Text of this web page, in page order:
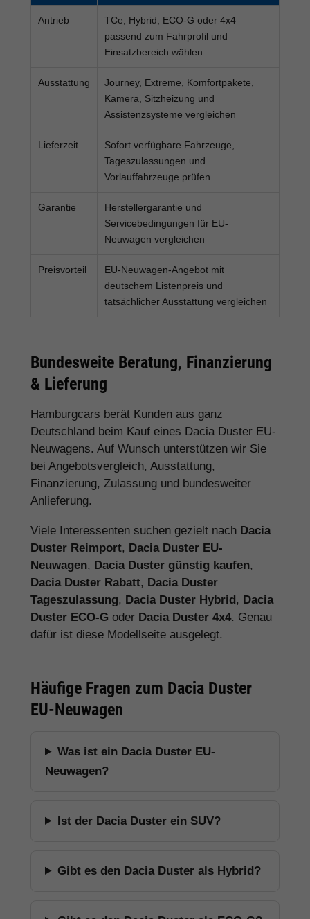
Antrieb
TCe, Hybrid, ECO-G oder 4x4
passend zum Fahrprofil und
Einsatzbereich wählen
Ausstattung
Journey, Extreme, Komfortpakete,
Kamera, Sitzheizung und
Assistenzsysteme vergleichen
Lieferzeit
Sofort verfügbare Fahrzeuge,
Tageszulassungen und
Vorlauffahrzeuge prüfen
Garantie
Herstellergarantie und
Servicebedingungen für EU-
Neuwagen vergleichen
Preisvorteil
EU-Neuwagen-Angebot mit
deutschem Listenpreis und
tatsächlicher Ausstattung vergleichen
Bundesweite Beratung, Finanzierung
& Lieferung
Hamburgcars berät Kunden aus ganz
Deutschland beim Kauf eines Dacia Duster EU-
Neuwagens. Auf Wunsch unterstützen wir Sie
bei Angebotsvergleich, Ausstattung,
Finanzierung, Zulassung und bundesweiter
Anlieferung.
Viele Interessenten suchen gezielt nach Dacia
Duster Reimport, Dacia Duster EU-
Neuwagen, Dacia Duster günstig kaufen,
Dacia Duster Rabatt, Dacia Duster
Tageszulassung, Dacia Duster Hybrid, Dacia
Duster ECO-G oder Dacia Duster 4x4. Genau
dafür ist diese Modellseite ausgelegt.
Häufige Fragen zum Dacia Duster
EU-Neuwagen
Was ist ein Dacia Duster EU-
Neuwagen?
Ist der Dacia Duster ein SUV?
Gibt es den Dacia Duster als Hybrid?